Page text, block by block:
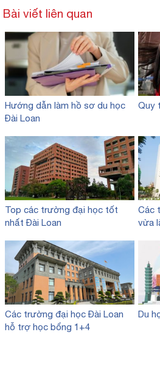
Bài viết liên quan
Hướng dẫn làm hồ sơ du học
Đài Loan
Quy
Top các trường đại học tốt
nhất Đài Loan
Các
vừa
Các trường đại học Đài Loan
hỗ trợ học bổng 1+4
Du